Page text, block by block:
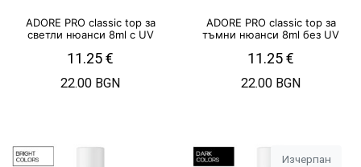
ADORE PRO classic top за
светли нюанси 8ml с UV
11.25€
22.00 BGN
ADORE PRO classic top за
тъмни нюанси 8ml без UV
11.25€
22.00 BGN
Изчерпан